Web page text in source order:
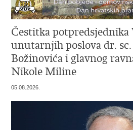
Čestitka
unutarnjih poslova dr.
Božinovića i glavnog
Nikole Miline
05.08.2026.